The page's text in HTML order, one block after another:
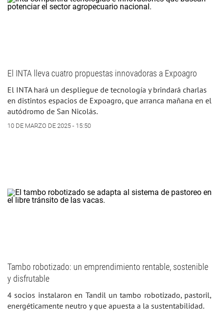
El INTA lleva cuatro propuestas innovadoras a Expoagro
El INTA hará un despliegue de tecnología y brindará charlas
en distintos espacios de Expoagro, que arranca mañana en el
autódromo de San Nicolás.
10 DE MARZO DE 2025 - 15:50
Tambo robotizado: un emprendimiento rentable, sostenible
y disfrutable
4 socios instalaron en Tandil un tambo robotizado, pastoril,
energéticamente neutro y que apuesta a la sustentabilidad.